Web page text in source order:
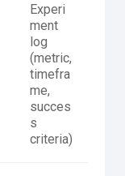
Experi
ment
log
(metric,
timefra
me,
succes
s
criteria)